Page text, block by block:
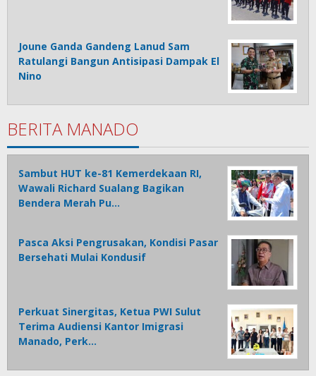
Joune Ganda Gandeng Lanud Sam
Ratulangi Bangun Antisipasi Dampak El
Nino
BERITA MANADO
Sambut HUT ke-81 Kemerdekaan RI,
Wawali Richard Sualang Bagikan
Bendera Merah Pu…
Pasca Aksi Pengrusakan, Kondisi Pasar
Bersehati Mulai Kondusif
Perkuat Sinergitas, Ketua PWI Sulut
Terima Audiensi Kantor Imigrasi
Manado, Perk…